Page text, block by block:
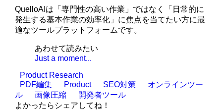
QuelloAIは「専門性の高い作業」ではなく「日常的に
発生する基本作業の効率化」に焦点を当てたい方に最
適なツールプラットフォームです。
あわせて読みたい
Just a moment...
Product Research
PDF編集
Product SEO対策
オンラインツー
ル
画像圧縮
開発者ツール
よかったらシェアしてね！